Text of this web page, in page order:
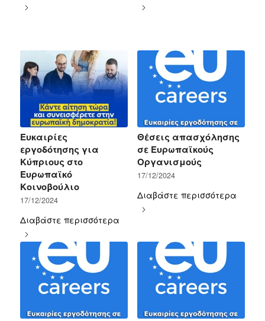
Ευκαιρίες
εργοδότησης για
Κύπριους στο
Ευρωπαϊκό
Κοινοβούλιο
17/12/2024
Διαβάστε περισσότερα
Θέσεις απασχόλησης
σε Ευρωπαϊκούς
Οργανισμούς
17/12/2024
Διαβάστε περισσότερα